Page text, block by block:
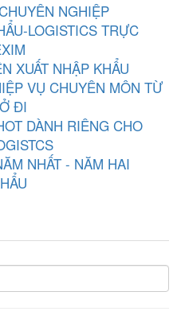
NGHIỆP
LOGISTICS TRỰC
XUẤT NHẬP KHẨU
VỤ CHUYÊN MÔN TỪ
ĐI
DÀNH RIÊNG CHO
NHẤT - NĂM HAI